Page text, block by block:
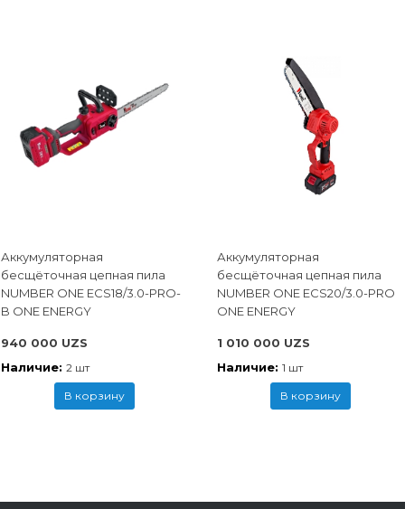
Аккумуляторная
бесщёточная цепная пила
NUMBER ONE ECS18/3.0-PRO-
B ONE ENERGY
940 000 UZS
Наличие: 2 шт
В корзину
Аккумуляторная
бесщёточная цепная пила
NUMBER ONE ECS20/3.0-PRO
ONE ENERGY
1 010 000 UZS
Наличие: 1 шт
В корзину